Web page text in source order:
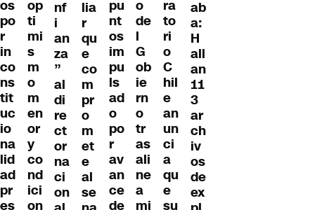
os
po
r
in
co
ns
tit
uc
io
na
lid
ad
pr
es
op
ti
mi
s
m
o
m
en
or
y
co
nd
ici
on
nf
i
an
za
”
al
di
re
ct
or
na
ci
on
lia
r
qu
e
co
m
pr
o
m
et
e
al
se
pu
nt
os
im
pu
ls
ad
o
po
r
av
an
ce
de
o
de
l
G
ob
ie
rn
o
tr
as
ali
ne
a
mi
ra
to
ri
o
C
hil
e
an
un
ci
a
qu
e
su
ab
a:
H
all
an
11
3
ar
ch
iv
os
de
ex